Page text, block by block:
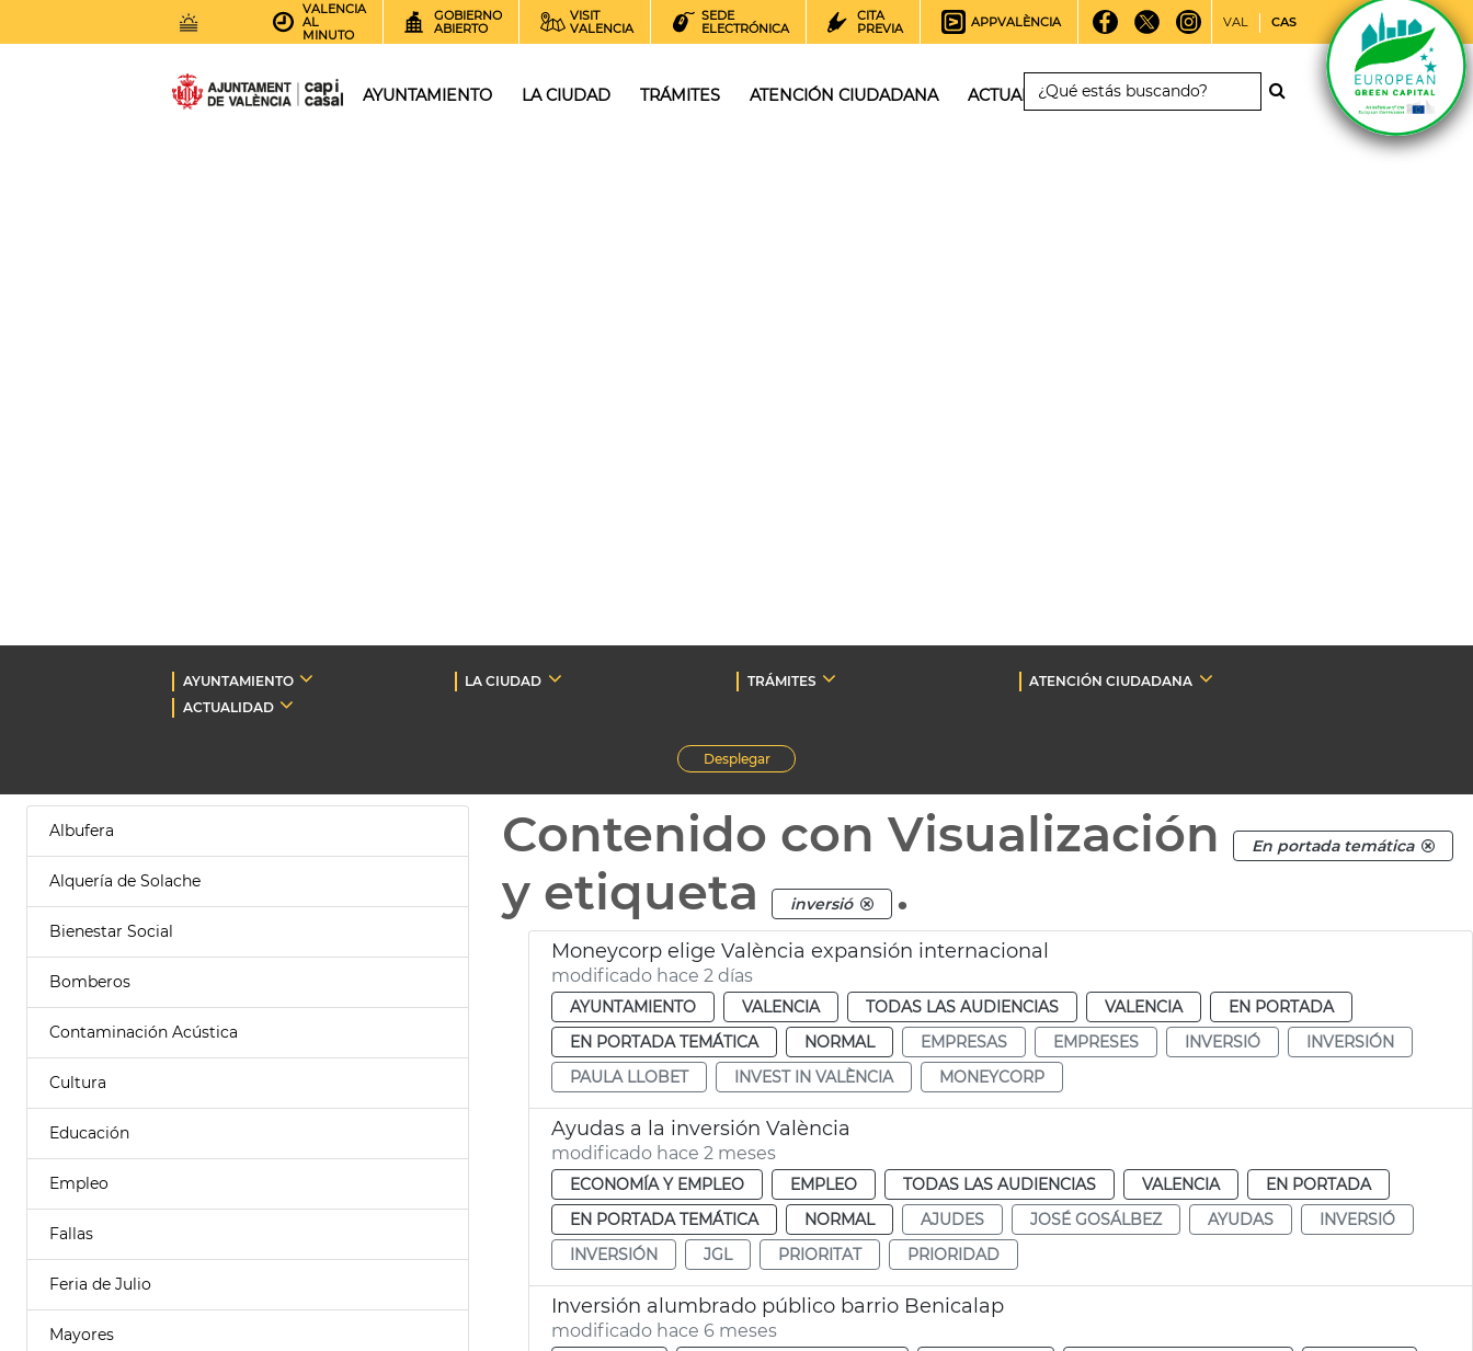
AEMET.GRADOS
VALENCIA
AL
MINUTO
GOBIERNO
ABIERTO
VISIT
VALENCIA
SEDE
ELECTRÓNICA
CITA
PREVIA
APPVALÈNCIA VAL CAS
AYUNTAMIENTO LA CIUDAD TRÁMITES ATENCIÓN CIUDADANA ACTUALIDAD
AYUNTAMIENTO LA CIUDAD TRÁMITES
ATENCIÓN CIUDADANA
ACTUALIDAD
Desplegar
Albufera
Alquería de Solache
Bienestar Social
Bomberos
Contaminación Acústica
Cultura
Educación
Empleo
Fallas
Feria de Julio
Mayores
Contenido con Visualización En portada temática
y etiqueta inversió .
Moneycorp elige València expansión internacional
modificado hace 2 días
AYUNTAMIENTO VALENCIA TODAS LAS AUDIENCIAS VALENCIA
EN PORTADA
EN PORTADA TEMÁTICA
NORMAL EMPRESAS EMPRESES INVERSIÓ
INVERSIÓN
PAULA LLOBET
INVEST IN VALÈNCIA MONEYCORP
Ayudas a la inversión València
modificado hace 2 meses
ECONOMÍA Y EMPLEO EMPLEO TODAS LAS AUDIENCIAS VALENCIA
EN PORTADA
EN PORTADA TEMÁTICA
NORMAL AJUDES JOSÉ GOSÁLBEZ AYUDAS
INVERSIÓ
INVERSIÓN
JGL PRIORITAT PRIORIDAD
Inversión alumbrado público barrio Benicalap
modificado hace 6 meses